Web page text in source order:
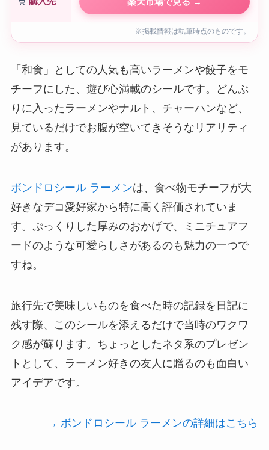
※掲載情報は執筆時点のものです。
「和食」としての人気も高いラーメンや餃子をモ
チーフにした、遊び心満載のシールです。どんぶ
りに入ったラーメンやナルト、チャーハンなど、
見ているだけでお腹が空いてきそうなリアリティ
があります。
ボンドロシール ラーメンは、食べ物モチーフが大
好きなデコ愛好家から特に高く評価されていま
す。ぷっくりした厚みのおかげで、ミニチュアフ
ードのような可愛らしさがあるのも魅力の一つで
すね。
旅行先で美味しいものを食べた時の記録を日記に
残す際、このシールを添えるだけで当時のワクワ
ク感が蘇ります。ちょっとしたネタ系のプレゼン
トとして、ラーメン好きの友人に贈るのも面白い
アイデアです。
→ ボンドロシール ラーメンの詳細はこちら